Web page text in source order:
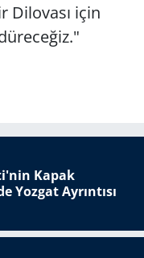
Dilovası için
Kapak
Yozgat Ayrıntısı